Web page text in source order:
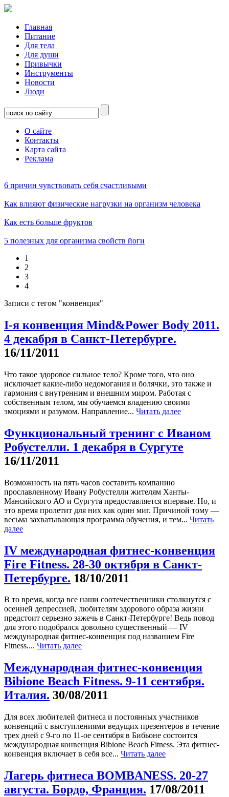
Главная
Питание
Для тела
Для души
Привычки
Инструменты
Новости
Люди
О сайте
Контакты
Карта сайта
Реклама
6 причин чувствовать себя счастливыми
Как влияют физические нагрузки на организм человека
Как есть больше фруктов
5 полезных для организма свойств йоги
1
2
3
4
Записи с тегом "конвенция"
I-я конвенция Mind&Power Body 2011.
4 декабря в Санкт-Петербурге.
16/11/2011
Что такое здоровое сильное тело? Кроме того, что оно
исключает какие-либо недомогания и болячки, это также и
гармония с внутренним и внешним миром. Работая с
собственным телом, мы обучаемся владению своими
эмоциями и разумом. Направление... Читать далее
Функциональный тренинг с Иваном
Робустелли. 1 декабря в Сургуте
16/11/2011
Возможность на пять часов составить компанию
прославленному Ивану Робустелли жителям Ханты-
Мансийского АО и Сургута предоставляется впервые. Но, и
это время пролетит для них как один миг. Причиной тому —
весьма захватывающая программа обучения, и тем... Читать
далее
IV международная фитнес-конвенция
Fire Fitness. 28-30 октября в Санкт-
Петербурге. 18/10/2011
В то время, когда все наши соотечественники столкнутся с
осенней депрессией, любителям здорового образа жизни
предстоит серьезно зажечь в Санкт-Петербурге! Ведь повод
для этого подобрался довольно существенный — IV
международная фитнес-конвенция под названием Fire
Fitness.... Читать далее
Международная фитнес-конвенция
Bibione Beach Fitness. 9-11 сентября.
Италия. 30/08/2011
Для всех любителей фитнеса и постоянных участников
конвенций с выступлениями ведущих презентеров в течение
трех дней с 9-го по 11-ое сентября в Бибьоне состоится
международная конвенция Bibione Beach Fitness. Эта фитнес-
конвенция включает в себя все... Читать далее
Лагерь фитнеса BOMBANESS. 20-27
августа. Бордо, Франция. 17/08/2011